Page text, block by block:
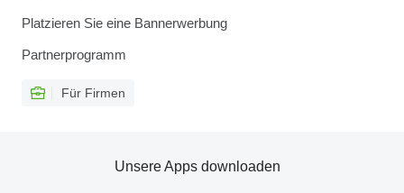
Platzieren Sie eine Bannerwerbung
Partnerprogramm
Für Firmen
Unsere Apps downloaden